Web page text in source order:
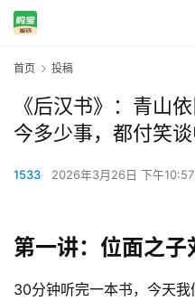
首页 投稿
《后汉书》：青山
今多少事，都付笑
1533 2026年3月26日 下午10:57
第一讲： 位面之子
30分钟听完一本书，今天我